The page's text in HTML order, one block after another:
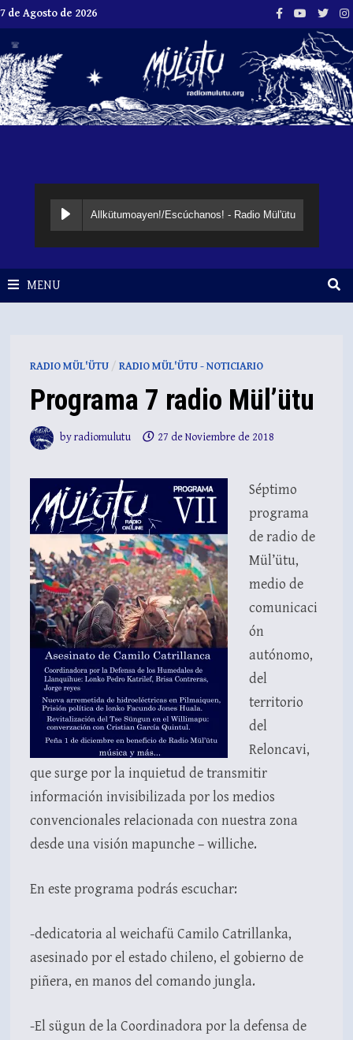
Skip
to
content
7 de Agosto de 2026
Allkütumoayen!/Escúchanos! - Radio Mül'ütu
MENU
RADIO MÜL'ÜTU/ RADIO MÜL'ÜTU - NOTICIARIO
Programa 7 radio Mül’ütu
byradiomulutu 27 de Noviembre de 2018
Séptimo
programa
de radio de
Mül’ütu,
medio de
comunicaci
ón
autónomo,
del
territorio
del
Reloncavi,
que surge por la inquietud de transmitir
información invisibilizada por los medios
convencionales relacionada con nuestra zona
desde una visión mapunche – williche.
En este programa podrás escuchar:
-dedicatoria al weichafü Camilo Catrillanka,
asesinado por el estado chileno, el gobierno de
piñera, en manos del comando jungla.
-El sügun de la Coordinadora por la defensa de